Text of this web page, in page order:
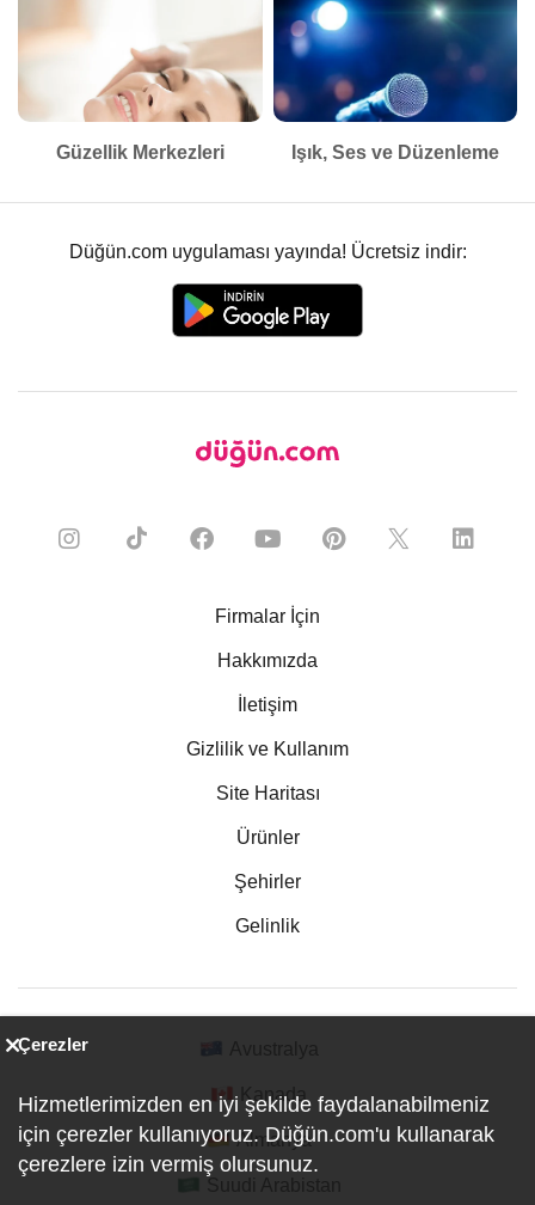
Güzellik Merkezleri Işık, Ses ve Düzenleme
Düğün.com uygulaması yayında! Ücretsiz indir:
Firmalar İçin
Hakkımızda
İletişim
Gizlilik ve Kullanım
Site Haritası
Ürünler
Şehirler
Gelinlik
Kanada
Almanya
Çerezler
Hizmetlerimizden en iyi şekilde faydalanabilmeniz
için çerezler kullanıyoruz. Düğün.com'u kullanarak
çerezlere izin vermiş olursunuz.